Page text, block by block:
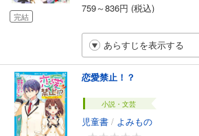
完結
759～836円 (税込)
あらすじを表示する
恋愛禁止！？
小説・文芸
児童書 / よみもの